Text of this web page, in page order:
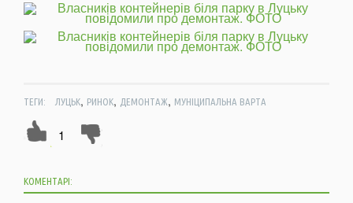
ТЕГИ: ЛУЦЬК, РИНОК, ДЕМОНТАЖ, МУНІЦИПАЛЬНА ВАРТА
1
КОМЕНТАРІ: